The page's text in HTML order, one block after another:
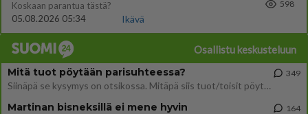
Koskaan parantua tästä?
05.08.2026 05:34
Ikävä
598
Osallistu keskusteluun
Mitä tuot pöytään parisuhteessa?
Siinäpä se kysymys on otsikossa. Mitäpä siis tuot/toisit pöytään parisuhteessa? Oletko mies vai nainen? Koetko sen mitä
349
Martinan bisneksillä ei mene hyvin 164